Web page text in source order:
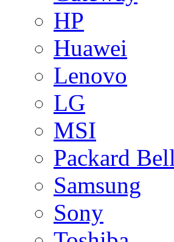
HP
Huawei
Lenovo
LG
MSI
Packard Bell
Samsung
Sony